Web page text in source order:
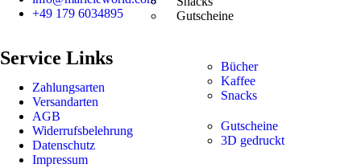
Gutscheine
Bücher
Kaffee
Snacks
Gutscheine
3D gedruckt
+49 179 6034895
Service Links
Zahlungsarten
Versandarten
AGB
Widerrufsbelehrung
Datenschutz
Impressum